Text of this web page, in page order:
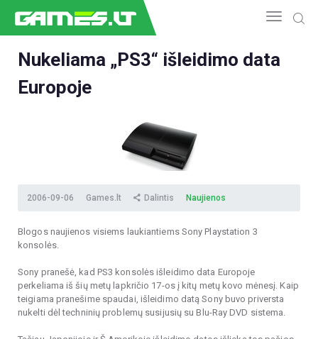
NAUJIENOS
APŽVALGOS
Nukeliama „PS3“ išleidimo data
Europoje
2006-09-06 Games.lt Dalintis Naujienos
Blogos naujienos visiems laukiantiems Sony Playstation 3
konsolės.
Sony pranešė, kad PS3 konsolės išleidimo data Europoje
perkeliama iš šių metų lapkričio 17-os į kitų metų kovo mėnesį. Kaip
teigiama pranešime spaudai, išleidimo datą Sony buvo priversta
nukelti dėl techninių problemų susijusių su Blu-Ray DVD sistema.